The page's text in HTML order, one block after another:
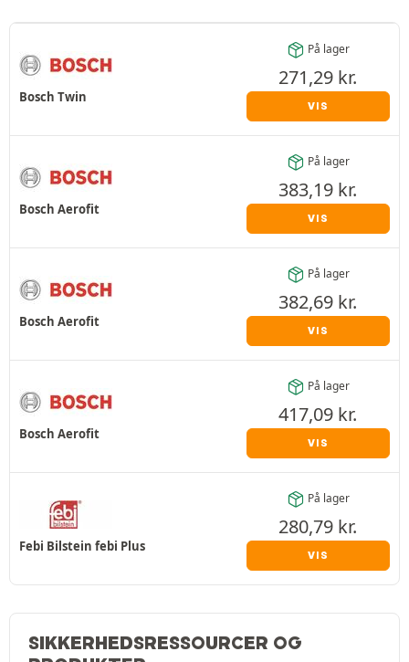
Bosch Twin
På lager
271,29 kr.
VIS
Bosch Aerofit
På lager
383,19 kr.
VIS
Bosch Aerofit
På lager
382,69 kr.
VIS
Bosch Aerofit
På lager
417,09 kr.
VIS
Febi Bilstein febi Plus
På lager
280,79 kr.
VIS
SIKKERHEDSRESSOURCER OG